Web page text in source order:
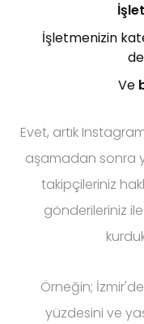
İşletmenizin
Ve
Evet, artık
aşamadan sonra
takipçileriniz
gönderileriniz
Örneğin;
yüzdesini ve